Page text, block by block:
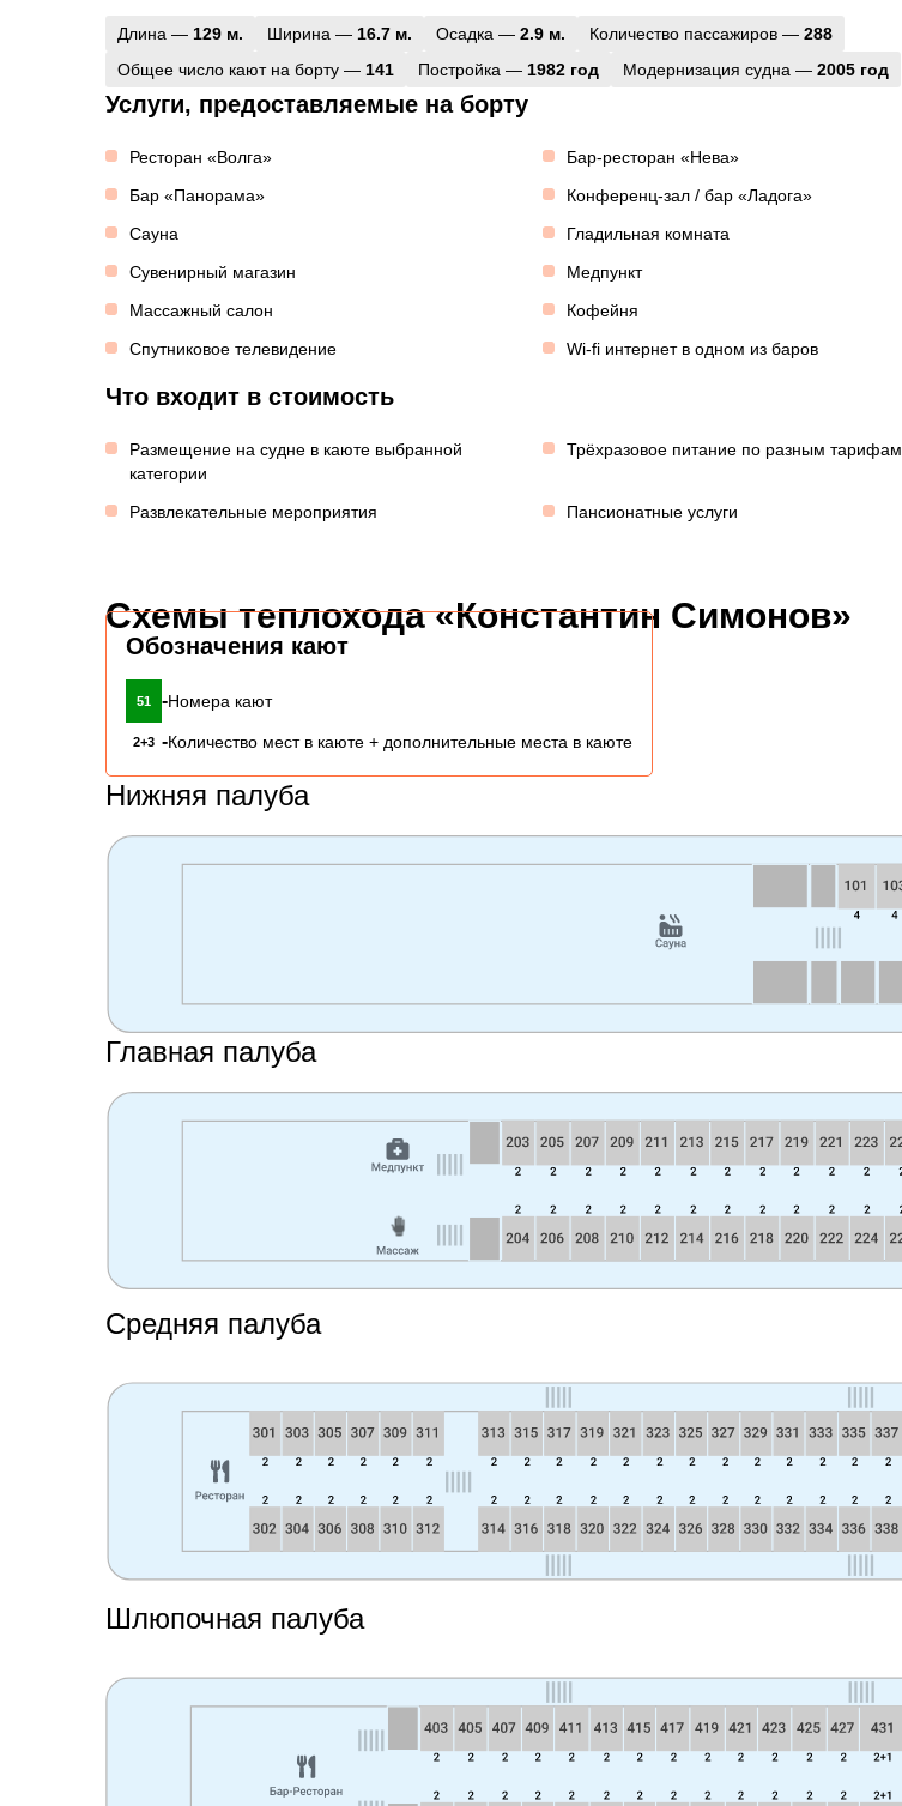
Длина — 129 м. Ширина — 16.7 м. Осадка — 2.9 м. Количество пассажиров — 288
Общее число кают на борту — 141 Постройка — 1982 год Модернизация судна — 2005 год
Услуги, предоставляемые на борту
Ресторан «Волга»
Бар-ресторан «Нева»
Бар «Панорама»
Конференц-зал / бар «Ладога»
Сауна
Гладильная комната
Сувенирный магазин
Медпункт
Массажный салон
Кофейня
Спутниковое телевидение
Wi-fi интернет в одном из баров
Что входит в стоимость
Размещение на судне в каюте выбранной
категории
Трёхразовое питание по разным тарифам
Развлекательные мероприятия Пансионатные услуги
Схемы теплохода «Константин Симонов»
Обозначения кают
51 -Номера кают
2+3 -Количество мест в каюте + дополнительные места в каюте
Нижняя палуба
Главная палуба
Средняя палуба
Шлюпочная палуба